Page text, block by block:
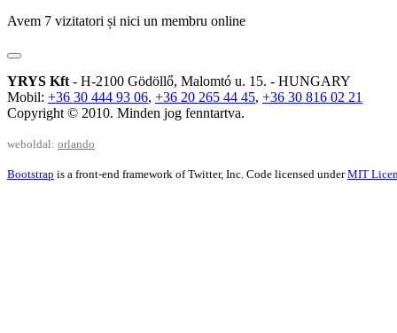
Avem 7 vizitatori și nici un membru online
YRYS Kft - H-2100 Gödöllő, Malomtó u. 15. - HUNGARY
Mobil: +36 30 444 93 06, +36 20 265 44 45, +36 30 816 02 21
Copyright © 2010. Minden jog fenntartva.
weboldal: orlando
Bootstrap is a front-end framework of Twitter, Inc. Code licensed underMIT